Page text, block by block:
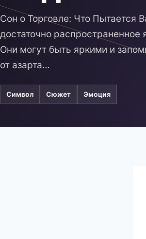
Сон о Торговле: Что Пытается
достаточно распространенное
Они могут быть яркими и
от азарта…
Символ Сюжет Эмоция